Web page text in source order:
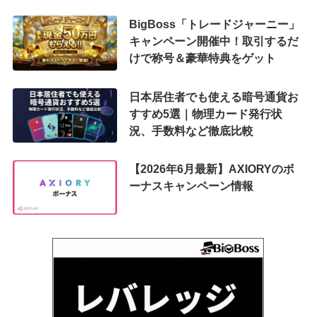
BigBoss「トレードジャーニー」
キャンペーン開催中！取引するだ
けで称号＆豪華特典をゲット
日本居住者でも使える暗号通貨お
すすめ5選｜物理カード発行状
況、手数料など徹底比較
【2026年6月最新】AXIORYのボ
ーナスキャンペーン情報